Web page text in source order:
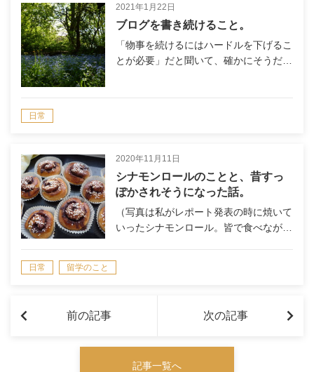
2021年1月22日
ブログを書き続けること。
「物事を続けるにはハードルを下げるこ
とが必要」だと聞いて、確かにそうだ…
日常
2020年11月11日
シナモンロールのことと、昔すっ
ぽかされそうになった話。
（写真は私がレポート発表の時に焼いて
いったシナモンロール。皆で食べなが…
日常 留学のこと
前の記事 次の記事
記事一覧へ